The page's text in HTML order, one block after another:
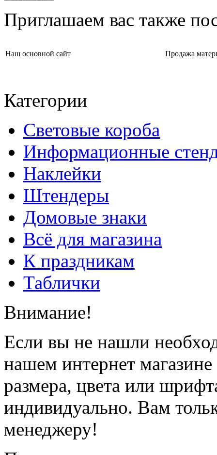
Приглашаем вас также
Наш основной сайт Продажа
Категории
Световые короба
Информационные
Наклейки
Штендеры
Домовые знаки
Всё для магазина
К праздникам
Таблички
Внимание!
Если вы не нашли
нашем интернет
размера, цвета или
индивидуально. Вам
менеджеру!